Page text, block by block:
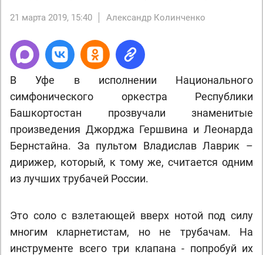
21 марта 2019, 15:40 Александр Колинченко
В Уфе в исполнении Национального
симфонического оркестра Республики
Башкортостан прозвучали знаменитые
произведения Джорджа Гершвина и Леонарда
Бернстайна. За пультом Владислав Лаврик –
дирижер, который, к тому же, считается одним
из лучших трубачей России.
Это соло с взлетающей вверх нотой под силу
многим кларнетистам, но не трубачам. На
инструменте всего три клапана - попробуй их